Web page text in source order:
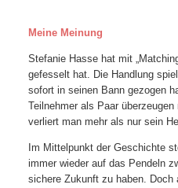
Meine Meinung
Stefanie Hasse hat mit
gefesselt hat. Die Handlung
sofort in seinen Bann gezogen
Teilnehmer als Paar
verliert man mehr als nur sein
Im Mittelpunkt der Geschichte
immer wieder auf das Pendeln
sichere Zukunft zu haben.